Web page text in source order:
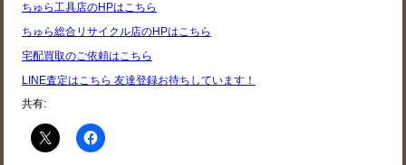
ちゅら工具店のHPはこちら
ちゅら総合リサイクル店のHPはこちら
宅配買取のご依頼はこちら
LINE査定はこちら 友達登録お待ちしています！
共有: